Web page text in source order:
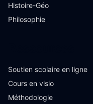
Histoire-Géo
Philosophie
Soutien scolaire en ligne
Cours en visio
Méthodologie